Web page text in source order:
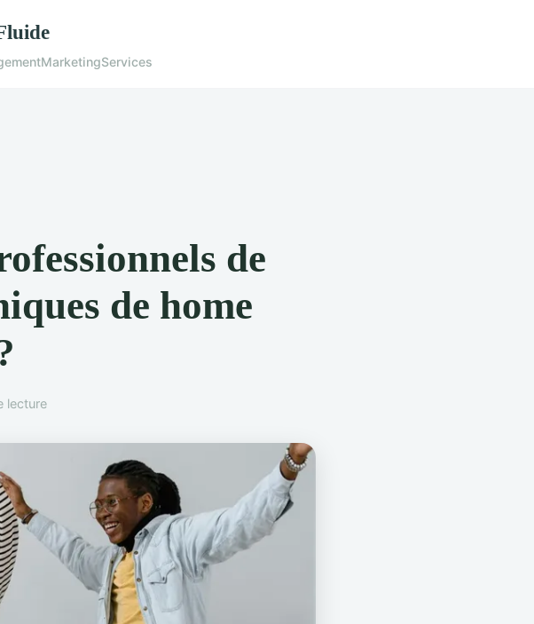
MarketingServices
de
de home
lecture